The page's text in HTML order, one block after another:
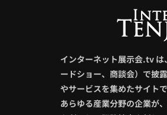
インターネット展示会.tv
ードショー、商談会）で披
やサービスを集めたサイトで
あらゆる産業分野の企業が